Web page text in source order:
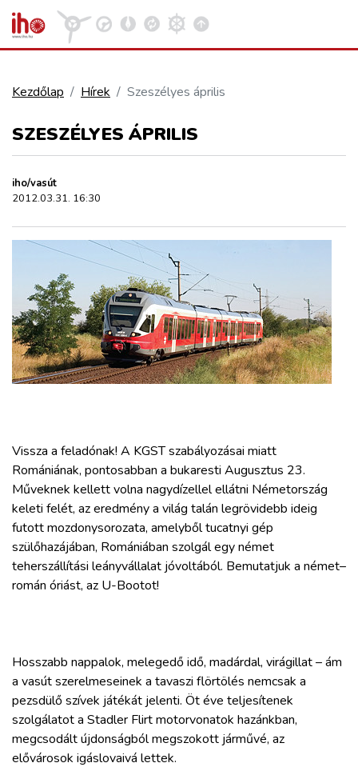
KÖZLEKEDÉSFEJLESZTÉS
ELLÁTÁSI LÁNC
ZÖLDÚT
BLOG
ARCHÍVUM
WEBSHOP
Kezdőlap Hírek Szeszélyes április
SZESZÉLYES ÁPRILIS
iho/vasút
2012.03.31. 16:30
Vissza a feladónak! A KGST szabályozásai miatt
Romániának, pontosabban a bukaresti Augusztus 23.
Műveknek kellett volna nagydízellel ellátni Németország
keleti felét, az eredmény a világ talán legrövidebb ideig
futott mozdonysorozata, amelyből tucatnyi gép
szülőhazájában, Romániában szolgál egy német
teherszállítási leányvállalat jóvoltából. Bemutatjuk a német–
román óriást, az U-Bootot!
Hosszabb nappalok, melegedő idő, madárdal, virágillat – ám
a vasút szerelmeseinek a tavaszi flörtölés nemcsak a
pezsdülő szívek játékát jelenti. Öt éve teljesítenek
szolgálatot a Stadler Flirt motorvonatok hazánkban,
megcsodált újdonságból megszokott járművé, az
elővárosok igáslovaivá lettek.